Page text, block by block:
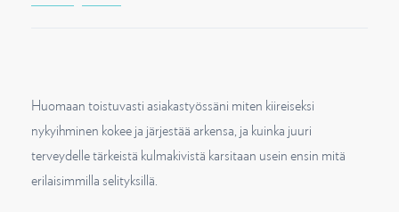
Huomaan toistuvasti asiakastyössäni miten kiireiseksi
nykyihminen kokee ja järjestää arkensa, ja kuinka juuri
terveydelle tärkeistä kulmakivistä karsitaan usein ensin mitä
erilaisimmilla selityksillä.